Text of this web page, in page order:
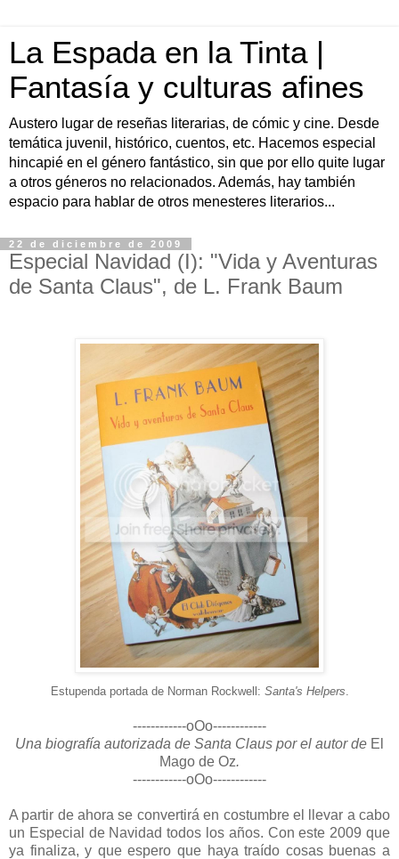
La Espada en la Tinta |
Fantasía y culturas afines
Austero lugar de reseñas literarias, de cómic y cine. Desde
temática juvenil, histórico, cuentos, etc. Hacemos especial
hincapié en el género fantástico, sin que por ello quite lugar
a otros géneros no relacionados. Además, hay también
espacio para hablar de otros menesteres literarios...
22 de diciembre de 2009
Especial Navidad (I): "Vida y Aventuras
de Santa Claus", de L. Frank Baum
Estupenda portada de Norman Rockwell: Santa's Helpers
------------oOo------------
Una biografía autorizada de Santa Claus por el autor de El
Mago de Oz.
------------oOo------------
A partir de ahora se convertirá en costumbre el llevar a cabo
un Especial de Navidad todos los años. Con este 2009 que
ya finaliza, y que espero que haya traído cosas buenas a